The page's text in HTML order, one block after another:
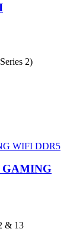
2)
GAMING
& 13